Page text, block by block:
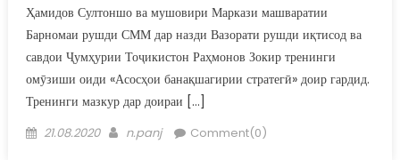
Ҳамидов Султоншо ва мушовири Маркази машваратии
Барномаи рушди СММ дар назди Вазорати рушди иқтисод ва
савдои Ҷумҳурии Тоҷикистон Раҳмонов Зокир тренинги
омӯзиши оиди «Асосҳои банақшагирии стратегӣ» доир гардид.
Тренинги мазкур дар доираи […]
Posted on
21.08.2020 Author
n.panj Comment(0)